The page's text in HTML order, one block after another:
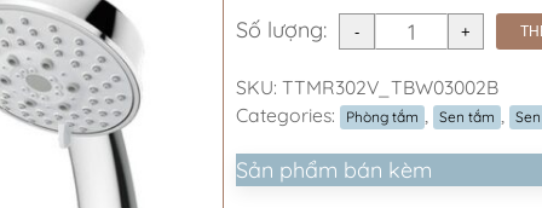
Số lượng:
SKU: TTMR302V_TBW03002B
Categories:
Phòng tắm , Sen tắm ,
Sản phẩm bán kèm